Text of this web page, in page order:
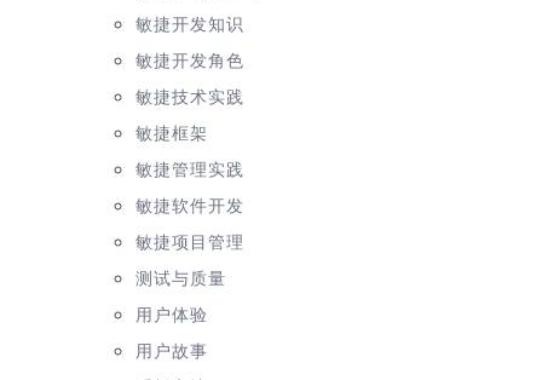
敏捷开发知识
敏捷开发角色
敏捷技术实践
敏捷框架
敏捷管理实践
敏捷软件开发
敏捷项目管理
测试与质量
用户体验
用户故事